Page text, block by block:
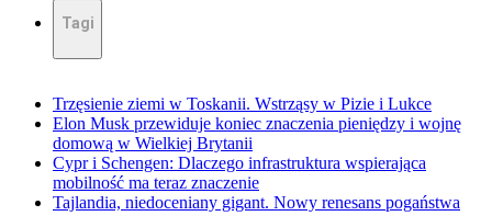
Tagi
Trzęsienie ziemi w Toskanii. Wstrząsy w Pizie i Lukce
Elon Musk przewiduje koniec znaczenia pieniędzy i wojnę
domową w Wielkiej Brytanii
Cypr i Schengen: Dlaczego infrastruktura wspierająca
mobilność ma teraz znaczenie
Tajlandia, niedoceniany gigant. Nowy renesans pogaństwa